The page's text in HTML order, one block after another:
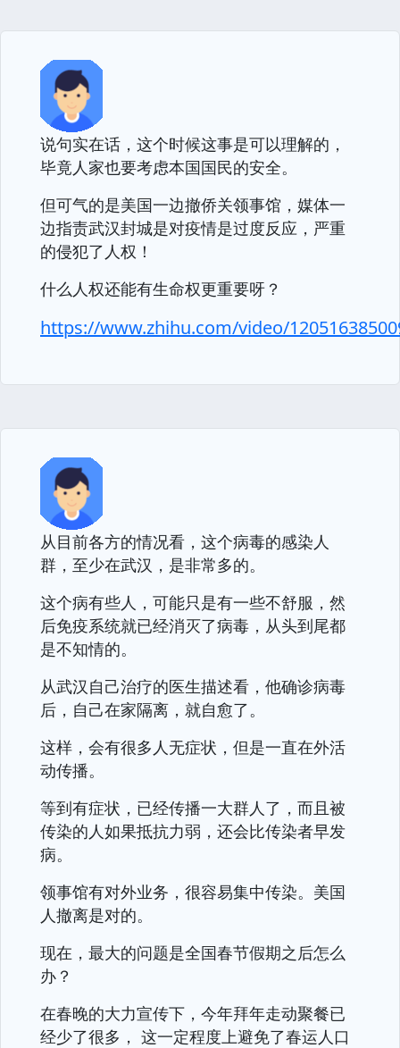
说句实在话，这个时候这事是可以理解的，
毕竟人家也要考虑本国国民的安全。
但可气的是美国一边撤侨关领事馆，媒体一
边指责武汉封城是对疫情是过度反应，严重
的侵犯了人权！
什么人权还能有生命权更重要呀？
https://www.zhihu.com/video/
从目前各方的情况看，这个病毒的感染人
群，至少在武汉，是非常多的。
这个病有些人，可能只是有一些不舒服，然
后免疫系统就已经消灭了病毒，从头到尾都
是不知情的。
从武汉自己治疗的医生描述看，他确诊病毒
后，自己在家隔离，就自愈了。
这样，会有很多人无症状，但是一直在外活
动传播。
等到有症状，已经传播一大群人了，而且被
传染的人如果抵抗力弱，还会比传染者早发
病。
领事馆有对外业务，很容易集中传染。美国
人撤离是对的。
现在，最大的问题是全国春节假期之后怎么
办？
在春晚的大力宣传下，今年拜年走动聚餐已
经少了很多， 这一定程度上避免了春运人口